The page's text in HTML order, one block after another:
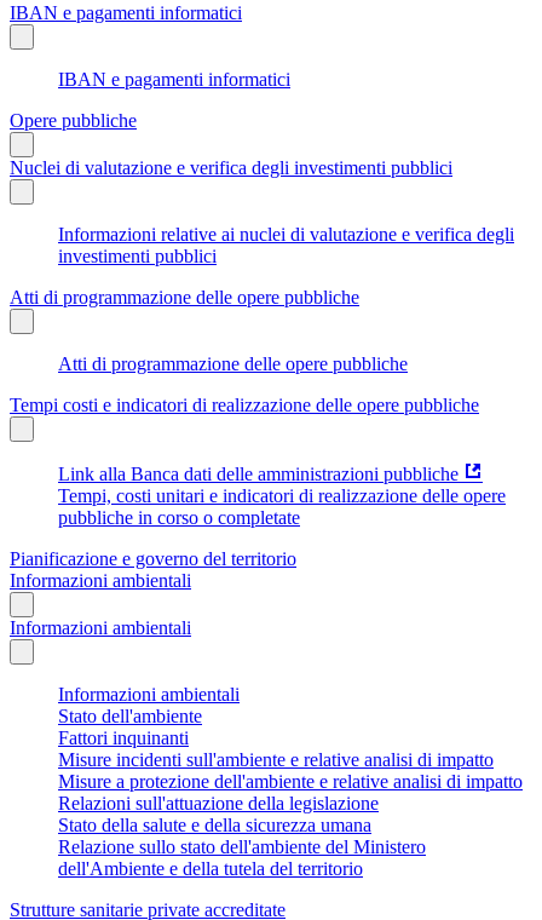
IBAN e pagamenti informatici
IBAN e pagamenti informatici
Opere pubbliche
Nuclei di valutazione e verifica degli investimenti pubblici
Informazioni relative ai nuclei di valutazione e verifica degli
investimenti pubblici
Atti di programmazione delle opere pubbliche
Atti di programmazione delle opere pubbliche
Tempi costi e indicatori di realizzazione delle opere pubbliche
Link alla Banca dati delle amministrazioni pubbliche
Tempi, costi unitari e indicatori di realizzazione delle opere
pubbliche in corso o completate
Pianificazione e governo del territorio
Informazioni ambientali
Informazioni ambientali
Informazioni ambientali
Stato dell'ambiente
Fattori inquinanti
Misure incidenti sull'ambiente e relative analisi di impatto
Misure a protezione dell'ambiente e relative analisi di impatto
Relazioni sull'attuazione della legislazione
Stato della salute e della sicurezza umana
Relazione sullo stato dell'ambiente del Ministero
dell'Ambiente e della tutela del territorio
Strutture sanitarie private accreditate